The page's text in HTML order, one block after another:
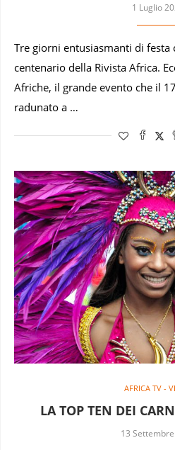
1 Luglio
Tre giorni entusiasmanti di festa
centenario della Rivista Africa.
Afriche, il grande evento che il
radunato a …
AFRICA TV -
LA TOP TEN DEI
13